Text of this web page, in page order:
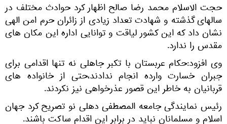
حجت الاسلام محمد رضا صالح اظهار کرد حوادث مختلف در
سالهای گذشته و شهادت تعداد زیادی از زائران حرم امن الهی
نشان داد که این کشور لیاقت و توانایی اداره این مکان های
مقدس را ندارد.
وی افزود:حکام عربستان با تکبر جاهلی نه تنها اقدامی برای
جبران خسارت وارده انجام ندادند،حتی از خانواده های
قربانیان به خاطر این قصور عذرخواهی نیز نکردند.
رئیس نمایندگی جامعه المصطفی دهلی نو تصریح کرد جهان
اسلام و مسلمانان نباید در برابر این اقدام ساکت باشند.